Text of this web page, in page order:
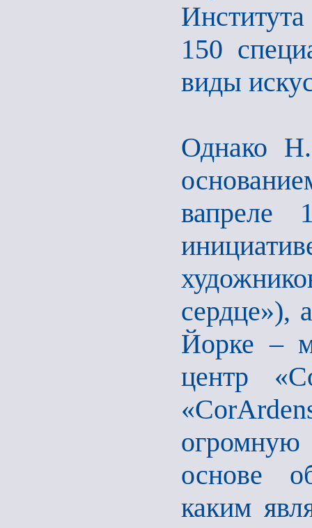
150
виды
Однако
вапреле
сердце»),
Йорке –
центр
основе
каким